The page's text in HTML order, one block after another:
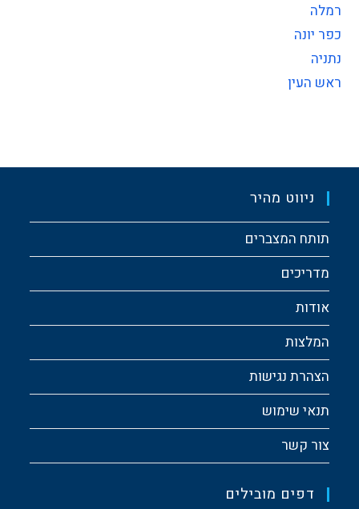
רמלה
כפר יונה
נתניה
ראש העין
ניווט מהיר
תותח המצברים
מדריכים
אודות
המלצות
הצהרת נגישות
תנאי שימוש
צור קשר
דפים מובילים